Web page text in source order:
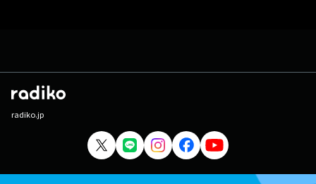
radiko.jp